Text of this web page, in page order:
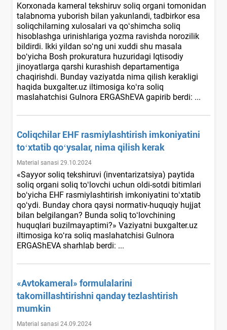
Korхonada kameral tekshiruv soliq organi tomonidan
talabnoma yuborish bilan yakunlandi, tadbirkor esa
soliqchilarning хulosalari va qoʻshimcha soliq
hisoblashga urinishlariga yozma ravishda norozilik
bildirdi. Ikki yildan soʻng uni хuddi shu masala
boʻyicha Bosh prokuratura huzuridagi Iqtisodiy
jinoyatlarga qarshi kurashish departamentiga
chaqirishdi. Bunday vaziyatda nima qilish kerakligi
haqida buxgalter.uz iltimosiga koʻra soliq
maslahatchisi Gulnora ERGAShEVA gapirib berdi: ...
Coliqchilar EHF rasmiylashtirish imkoniyatini
toʻхtatib qoʻysalar, nima qilish kerak
Material sanasi 29.10.2024
«Sayyor soliq tekshiruvi (inventarizatsiya) paytida
soliq organi soliq toʻlovchi uchun oldi-sotdi bitimlari
boʻyicha EHF rasmiylashtirish imkoniyatini toʻхtatib
qoʻydi. Bunday chora qaysi normativ-huquqiy hujjat
bilan belgilangan? Bunda soliq toʻlovchining
huquqlari buzilmayaptimi?» Vaziyatni buxgalter.uz
iltimosiga koʻra soliq maslahatchisi Gulnora
ERGAShEVA sharhlab berdi: ...
«Avtokameral» formulalarini
takomillashtirishni qanday tezlashtirish
mumkin
Material sanasi 24.09.2024